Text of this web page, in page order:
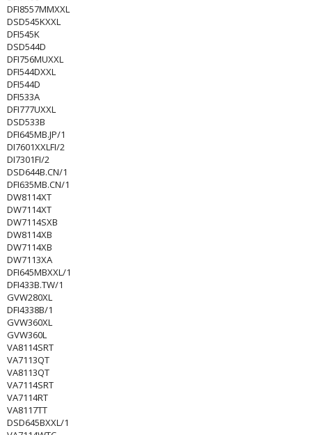
DFI8557MMXXL
DSD545KXXL
DFI545K
DSD544D
DFI756MUXXL
DFI544DXXL
DFI544D
DFI533A
DFI777UXXL
DSD533B
DFI645MB.JP/1
DI7601XXLFI/2
DI7301FI/2
DSD644B.CN/1
DFI635MB.CN/1
DW8114XT
DW7114XT
DW7114SXB
DW8114XB
DW7114XB
DW7113XA
DFI645MBXXL/1
DFI433B.TW/1
GVW280XL
DFI4338B/1
GVW360XL
GVW360L
VA8114SRT
VA7113QT
VA8113QT
VA7114SRT
VA7114RT
VA8117TT
DSD645BXXL/1